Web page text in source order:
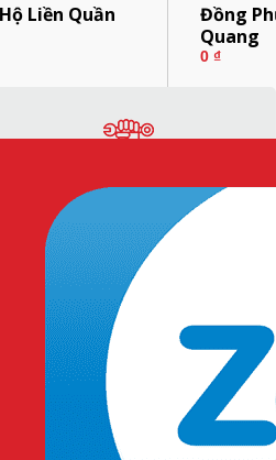
Liền Quần
Đồng
Quang
0₫
Túi Khóa
lao động